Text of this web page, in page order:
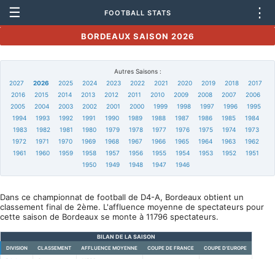
☰ FOOTBALL STATS ⋮
BORDEAUX SAISON 2026
Autres Saisons :
2027
2026 2025 2024 2023 2022 2021 2020 2019 2018
2017
2016
2015 2014 2013 2012 2011 2010 2009 2008 2007
2006
2005
2004 2003 2002 2001 2000 1999 1998 1997 1996
1995
1994
1993 1992 1991 1990 1989 1988 1987 1986 1985
1984
1983
1982 1981 1980 1979 1978 1977 1976 1975 1974
1973
1972
1971 1970 1969 1968 1967 1966 1965 1964 1963
1962
1961
1960 1959 1958 1957 1956 1955 1954 1953 1952
1951
1950
1949 1948 1947 1946
Dans ce championnat de football de D4-A, Bordeaux obtient un
classement final de 2ème. L'affluence moyenne de spectateurs pour
cette saison de Bordeaux se monte à 11796 spectateurs.
BILAN DE LA SAISON
DIVISION CLASSEMENT AFFLUENCE MOYENNE COUPE DE FRANCE COUPE D'EUROPE